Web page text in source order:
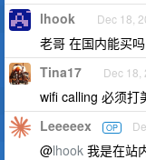
lhook Dec 18,
老哥 在国内能买吗
Tina17 Dec 18,
wifi calling 必须打
Leeeeex OP
@lhook 我是在站